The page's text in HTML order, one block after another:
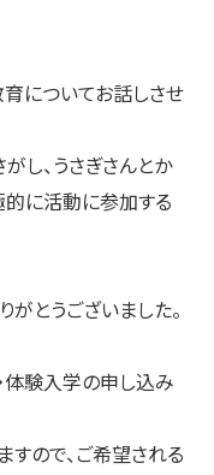
についてお話しさせ
し、うさぎさんとか
に活動に参加する
とうございました。
体験入学の申し込み
ので、ご希望される